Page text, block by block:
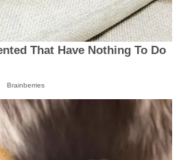
That Have Nothing To Do
Brainberries